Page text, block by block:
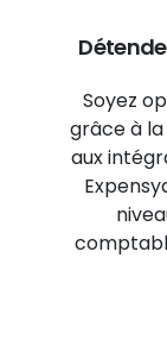
Soyez
grâce à
aux